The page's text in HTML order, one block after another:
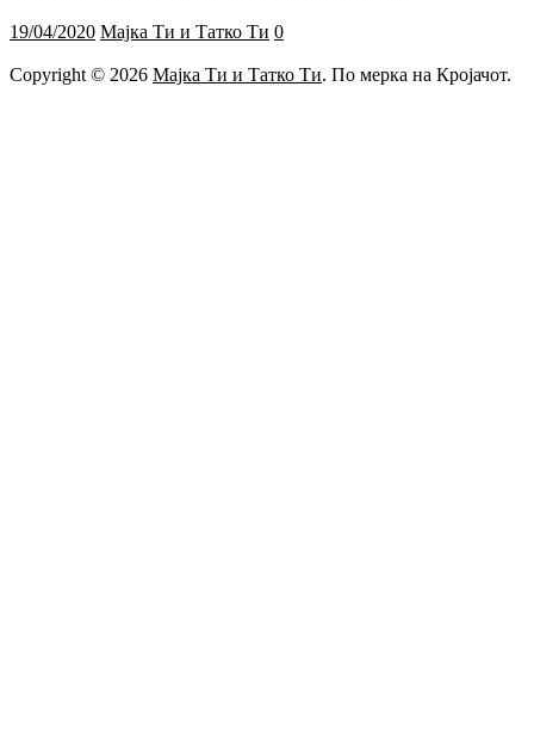
19/04/2020 Мајка Ти и Татко Ти 0
Copyright © 2026 Мајка Ти и Татко Ти. По мерка на Кројачот.